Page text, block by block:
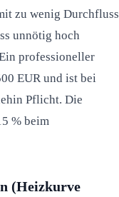
zu wenig Durchfluss
unnötig hoch
professioneller
EUR und ist bei
Pflicht. Die
% beim
(Heizkurve